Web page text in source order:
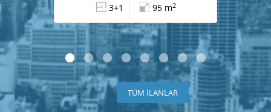
3+1 95 m2
TÜM İLANLAR